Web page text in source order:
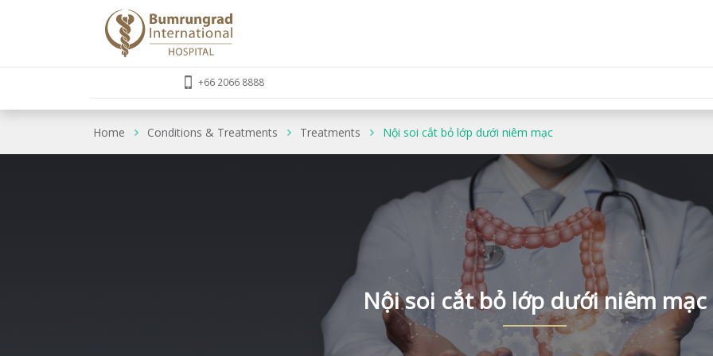
+66 2066 8888
Home Conditions & Treatments Treatments Nội soi cắt bỏ lớp dưới niêm mạc
Nội soi cắt bỏ lớp dưới niêm mạc